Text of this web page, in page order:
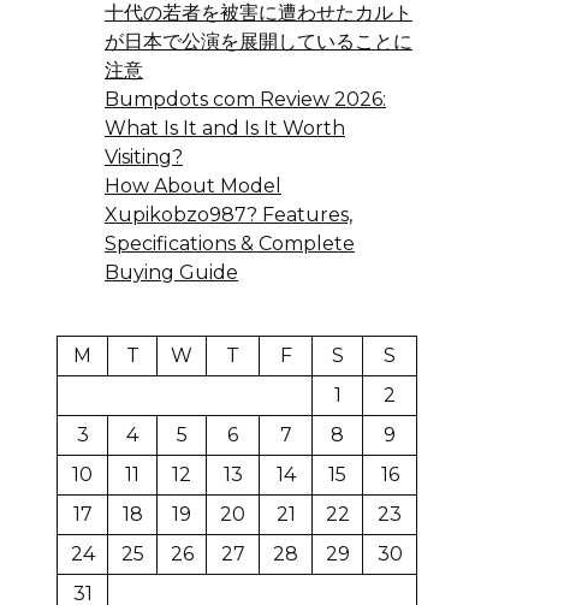
十代の若者を被害に遭わせたカルト
が日本で公演を展開していることに
注意
Bumpdots com Review 2026:
What Is It and Is It Worth
Visiting?
How About Model
Xupikobzo987? Features,
Specifications & Complete
Buying Guide
M T W T F S
S
1
2
3
4 5 6 7 8
9
10
11 12 13 14 15
16
17
18 19 20 21 22
23
24
25 26 27 28 29
30
31